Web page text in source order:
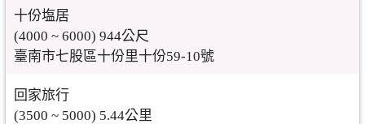
十份塩居
(4000 ~ 6000) 944公尺
臺南市七股區十份里十份59-10號
回家旅行
(3500 ~ 5000) 5.44公里